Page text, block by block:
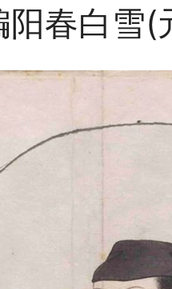
阳春白雪(